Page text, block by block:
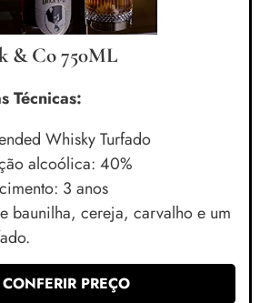
& Co 750ML
Técnicas:
Whisky Turfado
alcoólica: 40%
3 anos
baunilha, cereja, carvalho e um
CONFERIR PREÇO